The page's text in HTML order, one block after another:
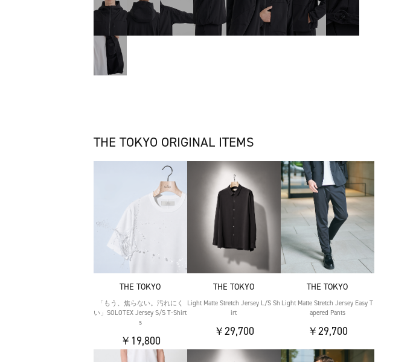
THE TOKYO ORIGINAL ITEMS
THE TOKYO
「もう、焦らない。汚れにく
い」SOLOTEX Jersey S/S T-Shirt
s
￥19,800
THE TOKYO
Light Matte Stretch Jersey L/S Sh
irt
￥29,700
THE TOKYO
Light Matte Stretch Jersey Easy T
apered Pants
￥29,700